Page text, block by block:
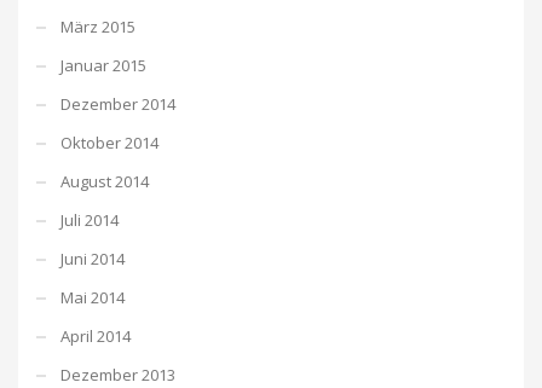
März 2015
Januar 2015
Dezember 2014
Oktober 2014
August 2014
Juli 2014
Juni 2014
Mai 2014
April 2014
Dezember 2013